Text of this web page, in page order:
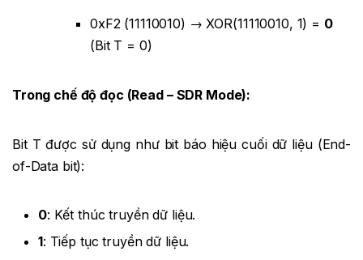
0xF2 (11110010) → XOR(11110010, 1) = 0
(Bit T = 0)
Trong chế độ đọc (Read – SDR Mode):
Bit T được sử dụng như bit báo hiệu cuối dữ liệu (End-
of-Data bit):
0: Kết thúc truyền dữ liệu.
1: Tiếp tục truyền dữ liệu.